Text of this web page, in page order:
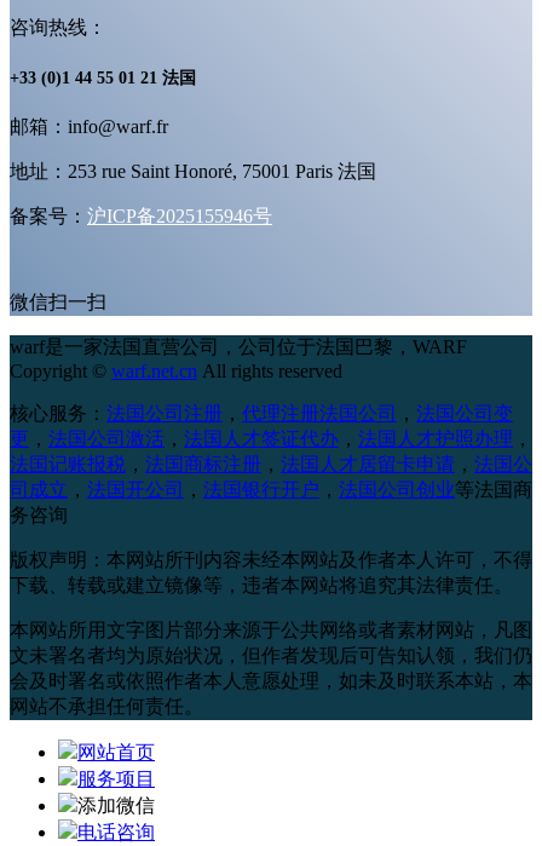
咨询热线：
+33 (0)1 44 55 01 21 法国
邮箱：info@warf.fr
地址：253 rue Saint Honoré, 75001 Paris 法国
备案号： 沪ICP备2025155946号
微信扫一扫
warf是一家法国直营公司，公司位于法国巴黎， WARF
Copyright © warf.net.cn All rights reserved
核心服务： 法国公司注册 ， 代理注册法国公司 ， 法国公司变
更 ， 法国公司激活 ， 法国人才签证代办 ， 法国人才护照办理 ，
法国记账报税 ， 法国商标注册 ， 法国人才居留卡申请 ， 法国公
司成立 ， 法国开公司 ， 法国银行开户 ， 法国公司创业等法国商
务咨询
版权声明：本网站所刊内容未经本网站及作者本人许可，不得
下载、转载或建立镜像等，违者本网站将追究其法律责任。
本网站所用文字图片部分来源于公共网络或者素材网站，凡图
文未署名者均为原始状况，但作者发现后可告知认领，我们仍
会及时署名或依照作者本人意愿处理，如未及时联系本站，本
网站不承担任何责任。
网站首页
服务项目
添加微信
电话咨询